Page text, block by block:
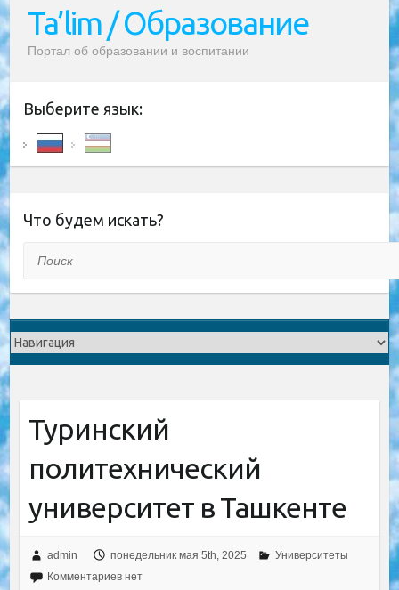
Ta’lim / Образование
Портал об образовании и воспитании
Выберите язык:
Что будем искать?
Туринский
политехнический
университет в Ташкенте
admin понедельник мая 5th, 2025
Университеты
Комментариев нет